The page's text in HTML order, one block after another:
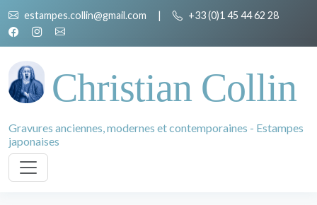
estampes.collin@gmail.com | +33 (0)1 45 44 62 28
Christian Collin
Gravures anciennes, modernes et contemporaines - Estampes
japonaises